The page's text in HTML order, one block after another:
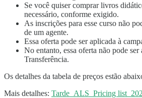
Razões para escolher
Baixo custo! Commitment
O único curso semanal de 4
Suporte amigável para
exterior
Localização e instalações
Corpo docente experiente
Divertido! Aloha Student
Avanço para a universidade
Se você quiser comprar livros
necessário, conforme exigido.
As inscrições para esse curso não
de um agente.
Essa oferta pode ser aplicada à
No entanto, essa oferta não pode
Transferência.
Os detalhes da tabela de preços estão
Mais detalhes: Tarde_ALS_Pricing